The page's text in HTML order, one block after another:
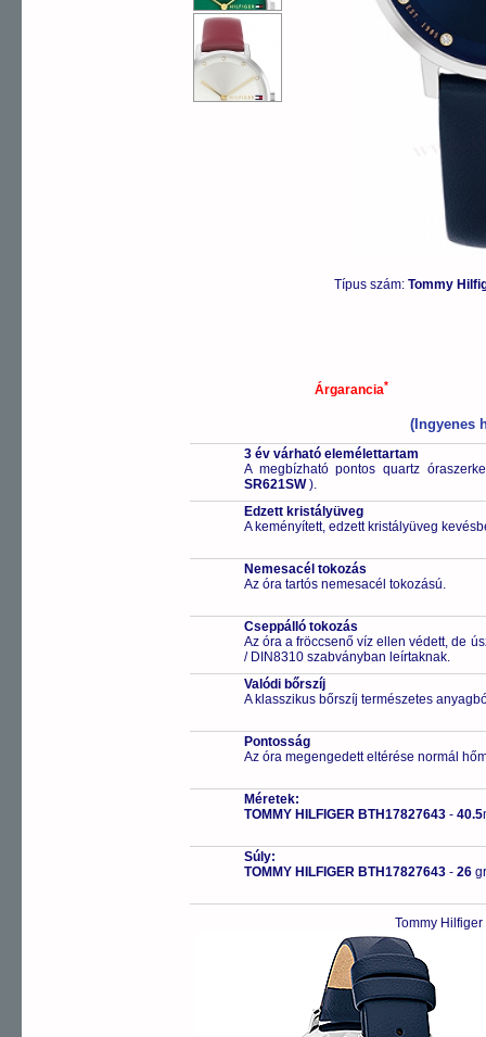
Típus szám: Tommy
Árgarancia*
(Ingyenes
3 év várható elemélettartam
A megbízható pontos quartz
SR621SW).
Edzett kristályüveg
A keményített, edzett kristályüveg
Nemesacél tokozás
Az óra tartós nemesacél tokozású.
Cseppálló tokozás
Az óra a fröccsenő víz ellen védett, de
/ DIN8310 szabványban leírtaknak.
Valódi bőrszíj
A klasszikus bőrszíj természetes
Pontosság
Az óra megengedett eltérése normál
Méretek:
TOMMY HILFIGER BTH17827643 - 40.5
Súly:
TOMMY HILFIGER BTH17827643 - 26
Tommy